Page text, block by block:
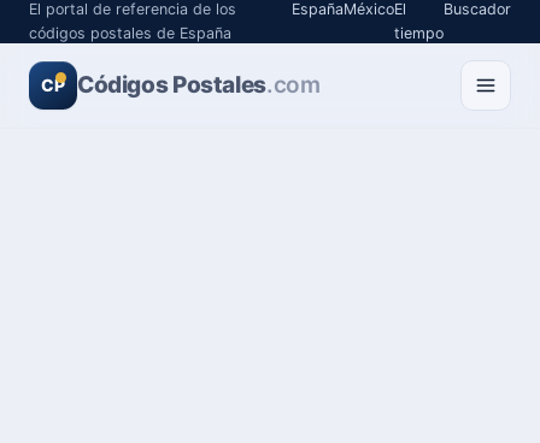
El portal de referencia de los
códigos postales de España
EspañaMéxicoEl
tiempo
Buscador
CP Códigos Postales.com